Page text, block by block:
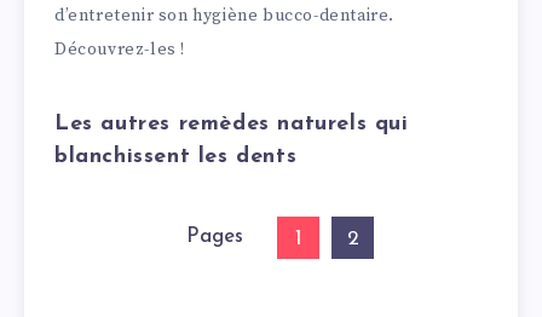
d’entretenir son hygiène bucco-dentaire.
Découvrez-les !
Les autres remèdes naturels qui
blanchissent les dents
Pages 1 2